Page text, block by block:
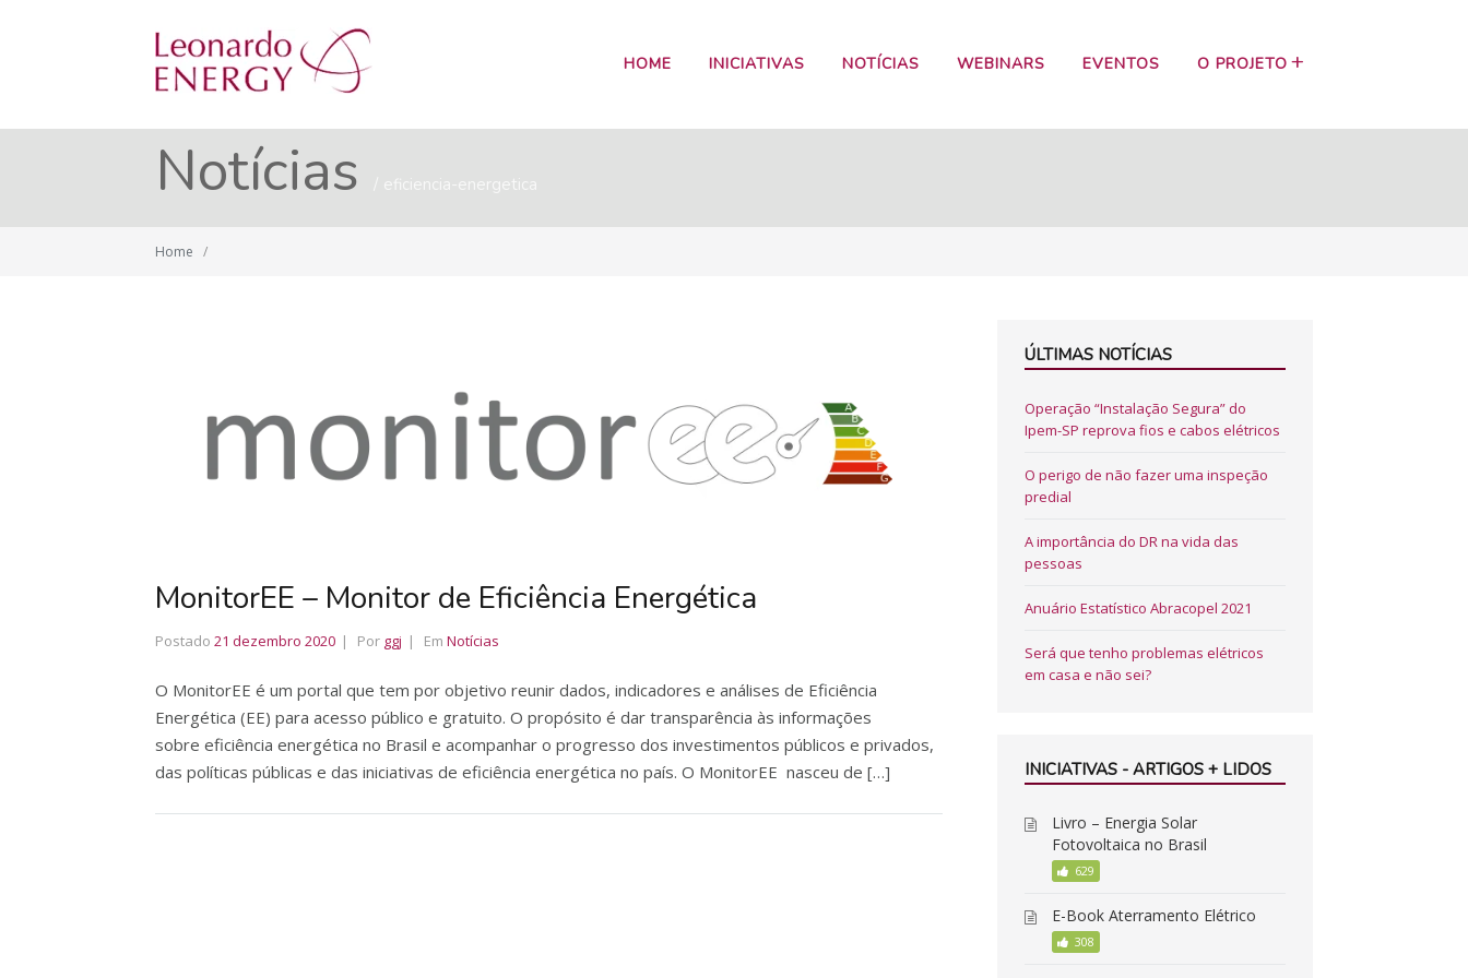
HOME INICIATIVAS NOTÍCIAS WEBINARS EVENTOS O PROJETO
Notícias eficiencia-energetica
Home /
MonitorEE – Monitor de Eficiência Energética
Postado 21 dezembro 2020 Por ggj Em Notícias
O MonitorEE é um portal que tem por objetivo reunir dados, indicadores e análises de Eficiência
Energética (EE) para acesso público e gratuito. O propósito é dar transparência às informações
sobre eficiência energética no Brasil e acompanhar o progresso dos investimentos públicos e privados,
das políticas públicas e das iniciativas de eficiência energética no país. O MonitorEE nasceu de […]
ÚLTIMAS NOTÍCIAS
Operação “Instalação Segura” do
Ipem-SP reprova fios e cabos elétricos
O perigo de não fazer uma inspeção
predial
A importância do DR na vida das
pessoas
Anuário Estatístico Abracopel 2021
Será que tenho problemas elétricos
em casa e não sei?
INICIATIVAS - ARTIGOS + LIDOS
Livro – Energia Solar
Fotovoltaica no Brasil
629
E-Book Aterramento Elétrico
308